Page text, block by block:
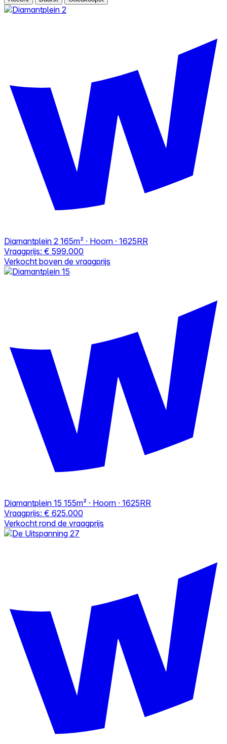
Diamantplein 2 165m² · Hoorn · 1625RR
Vraagprijs: € 599.000
Verkocht boven de vraagprijs
Diamantplein 15 155m² · Hoorn · 1625RR
Vraagprijs: € 625.000
Verkocht rond de vraagprijs